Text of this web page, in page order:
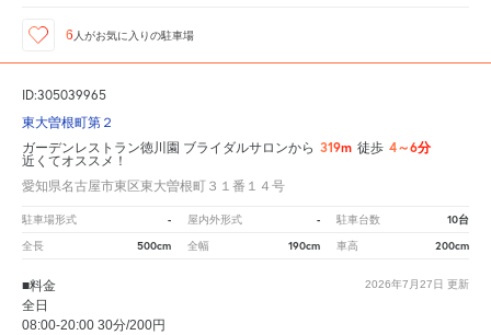
6 人がお気に入りの駐車場
ID:305039965
東大曽根町第２
ガーデンレストラン徳川園 ブライダルサロンから 319m 徒歩 4～6分
近くてオススメ！
愛知県名古屋市東区東大曽根町３１番１４号
駐車場形式 - 屋内外形式 - 駐車台数 10台
全長 500cm 全幅 190cm 車高 200cm
2026年7月27日 更新
■料金
全日
08:00-20:00 30分/200円